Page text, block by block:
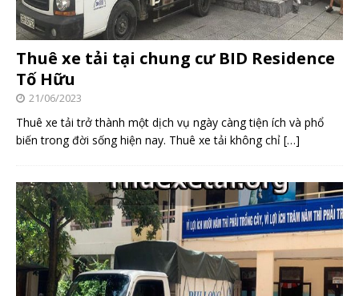
Thuê xe tải tại chung cư BID Residence
Tố Hữu
21/06/2023
Thuê xe tải trở thành một dịch vụ ngày càng tiện ích và phổ
biến trong đời sống hiện nay. Thuê xe tải không chỉ […]